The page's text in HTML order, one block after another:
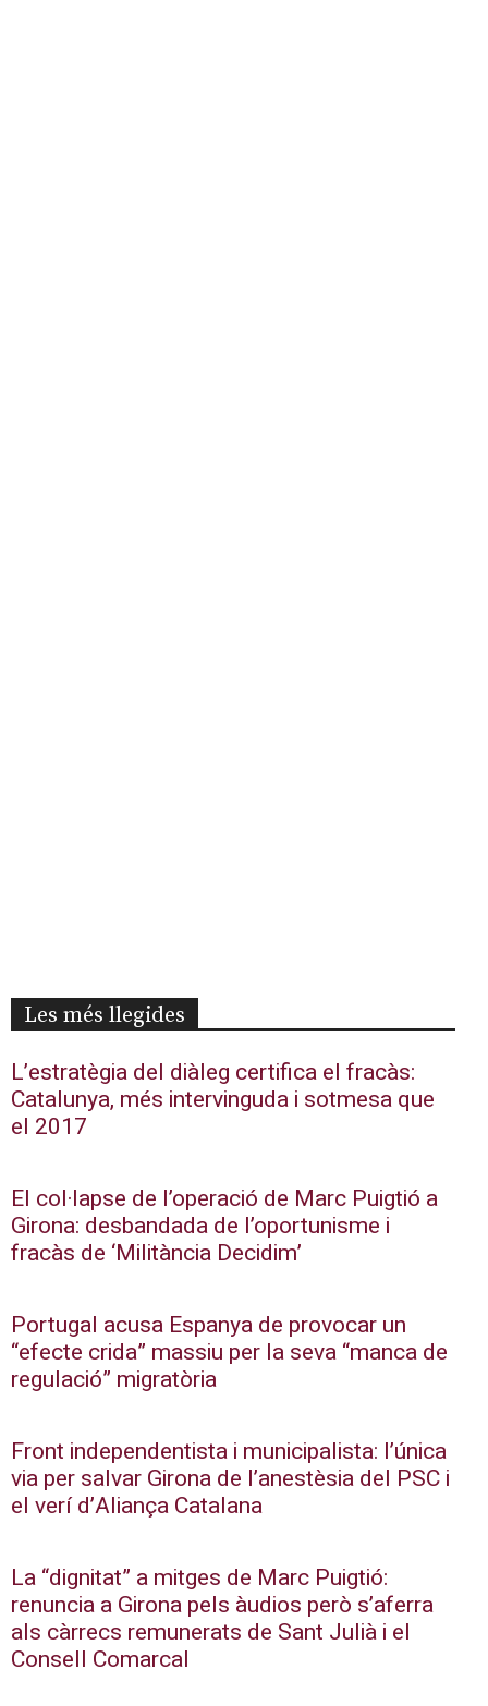
Les més llegides
L’estratègia del diàleg certifica el fracàs:
Catalunya, més intervinguda i sotmesa que
el 2017
El col·lapse de l’operació de Marc Puigtió a
Girona: desbandada de l’oportunisme i
fracàs de ‘Militància Decidim’
Portugal acusa Espanya de provocar un
“efecte crida” massiu per la seva “manca de
regulació” migratòria
Front independentista i municipalista: l’única
via per salvar Girona de l’anestèsia del PSC i
el verí d’Aliança Catalana
La “dignitat” a mitges de Marc Puigtió:
renuncia a Girona pels àudios però s’aferra
als càrrecs remunerats de Sant Julià i el
Consell Comarcal